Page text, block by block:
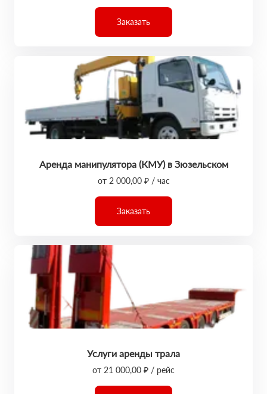
Заказать
Аренда манипулятора (КМУ) в Зюзельском
от 2 000,00 ₽ / час
Заказать
Услуги аренды трала
от 21 000,00 ₽ / рейс